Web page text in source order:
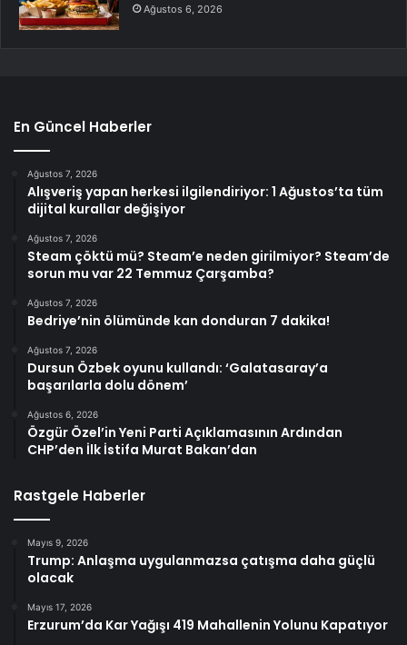
Ağustos 6, 2026
En Güncel Haberler
Ağustos 7, 2026
Alışveriş yapan herkesi ilgilendiriyor: 1 Ağustos’ta tüm
dijital kurallar değişiyor
Ağustos 7, 2026
Steam çöktü mü? Steam’e neden girilmiyor? Steam’de
sorun mu var 22 Temmuz Çarşamba?
Ağustos 7, 2026
Bedriye’nin ölümünde kan donduran 7 dakika!
Ağustos 7, 2026
Dursun Özbek oyunu kullandı: ‘Galatasaray’a
başarılarla dolu dönem’
Ağustos 6, 2026
Özgür Özel’in Yeni Parti Açıklamasının Ardından
CHP’den İlk İstifa Murat Bakan’dan
Rastgele Haberler
Mayıs 9, 2026
Trump: Anlaşma uygulanmazsa çatışma daha güçlü
olacak
Mayıs 17, 2026
Erzurum’da Kar Yağışı 419 Mahallenin Yolunu Kapatıyor